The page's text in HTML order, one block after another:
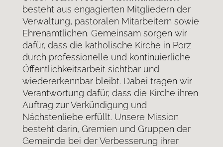
besteht aus engagierten Mitgliedern der
Verwaltung, pastoralen Mitarbeitern sowie
Ehrenamtlichen. Gemeinsam sorgen wir
dafür, dass die katholische Kirche in Porz
durch professionelle und kontinuierliche
Öffentlichkeitsarbeit sichtbar und
wiedererkennbar bleibt. Dabei tragen wir
Verantwortung dafür, dass die Kirche ihren
Auftrag zur Verkündigung und
Nächstenliebe erfüllt. Unsere Mission
besteht darin, Gremien und Gruppen der
Gemeinde bei der Verbesserung ihrer